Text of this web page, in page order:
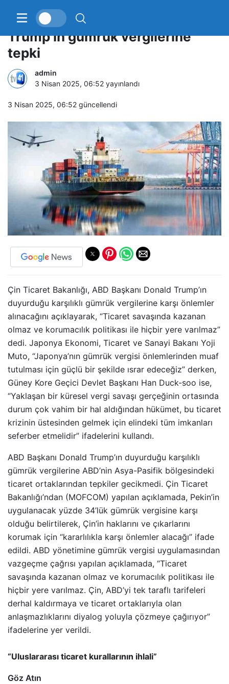
Çin, Güney Kore ve Japonya’dan
Trump’ın gümrük vergilerine
tepki
admin
3 Nisan 2025, 06:52 yayınlandı
3 Nisan 2025, 06:52 güncellendi
Çin Ticaret Bakanlığı, ABD Başkanı Donald Trump’ın
duyurduğu karşılıklı gümrük vergilerine karşı önlemler
alınacağını açıklayarak, “Ticaret savaşında kazanan
olmaz ve korumacılık politikası ile hiçbir yere varılmaz”
dedi. Japonya Ekonomi, Ticaret ve Sanayi Bakanı Yoji
Muto, “Japonya’nın gümrük vergisi önlemlerinden muaf
tutulması için güçlü bir şekilde ısrar edeceğiz” derken,
Güney Kore Geçici Devlet Başkanı Han Duck-soo ise,
“Yaklaşan bir küresel vergi savaşı gerçeğinin ortasında
durum çok vahim bir hal aldığından hükümet, bu ticaret
krizinin üstesinden gelmek için elindeki tüm imkanları
seferber etmelidir” ifadelerini kullandı.
ABD Başkanı Donald Trump’ın duyurduğu karşılıklı
gümrük vergilerine ABD’nin Asya-Pasifik bölgesindeki
ticaret ortaklarından tepkiler gecikmedi. Çin Ticaret
Bakanlığı’ndan (MOFCOM) yapılan açıklamada, Pekin’in
uygulanacak yüzde 34’lük gümrük vergisine karşı
olduğu belirtilerek, Çin’in haklarını ve çıkarlarını
korumak için “kararlılıkla karşı önlemler alacağı” ifade
edildi. ABD yönetimine gümrük vergisi uygulamasından
vazgeçme çağrısı yapılan açıklamada, “Ticaret
savaşında kazanan olmaz ve korumacılık politikası ile
hiçbir yere varılmaz. Çin, ABD’yi tek taraflı tarifeleri
derhal kaldırmaya ve ticaret ortaklarıyla olan
anlaşmazlıklarını diyalog yoluyla çözmeye çağırıyor”
ifadelerine yer verildi.
“Uluslararası ticaret kurallarının ihlali”
Göz Atın